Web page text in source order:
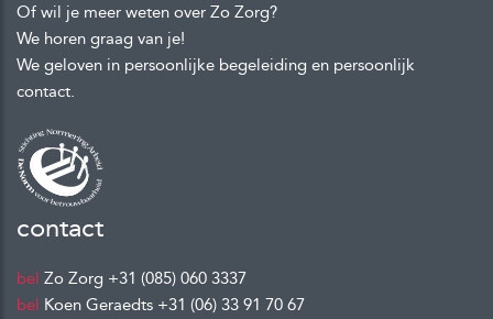
Of wil je meer weten over Zo Zorg?
We horen graag van je!
We geloven in persoonlijke begeleiding en persoonlijk
contact.
contact
bel Zo Zorg +31 (085) 060 3337
bel Koen Geraedts +31 (06) 33 91 70 67